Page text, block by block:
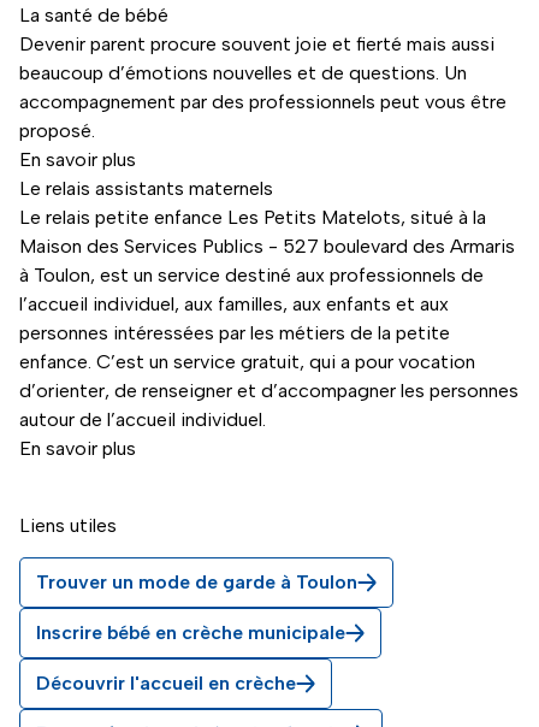
La santé de bébé
Devenir parent procure souvent joie et fierté mais aussi
beaucoup d’émotions nouvelles et de questions. Un
accompagnement par des professionnels peut vous être
proposé.
En savoir plus
Le relais assistants maternels
Le relais petite enfance Les Petits Matelots, situé à la
Maison des Services Publics - 527 boulevard des Armaris
à Toulon, est un service destiné aux professionnels de
l’accueil individuel, aux familles, aux enfants et aux
personnes intéressées par les métiers de la petite
enfance. C’est un service gratuit, qui a pour vocation
d’orienter, de renseigner et d’accompagner les personnes
autour de l’accueil individuel.
En savoir plus
Liens utiles
Trouver un mode de garde à Toulon
Inscrire bébé en crèche municipale
Découvrir l'accueil en crèche